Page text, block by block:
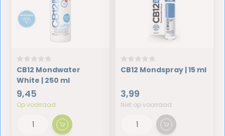
CB12 Mondwater
White | 250 ml
9,45
Op voorraad
CB12 Mondspray | 15 ml
3,99
Niet op voorraad